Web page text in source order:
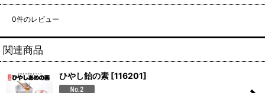
0件のレビュー
関連商品
ひやし飴の素 [116201]